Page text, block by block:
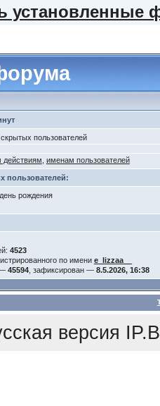
установленные
пользователей
действиям именам пользователей
пользователей:
рождения
4523
по имени e_lizzaa__
45594, зафиксирован — 8.5.2026, 16:38
версия